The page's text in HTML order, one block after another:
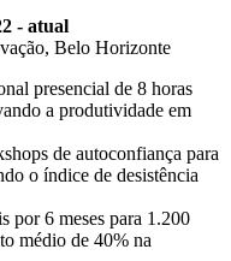
- atual
Belo Horizonte
presencial de 8 horas
a produtividade em
de autoconfiança para
o índice de desistência
por 6 meses para 1.200
médio de 40% na